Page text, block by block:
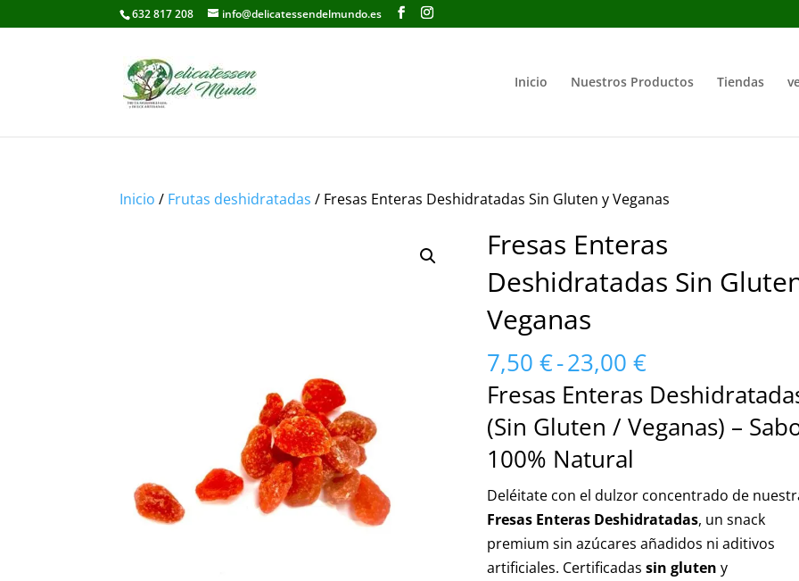
632 817 208 info@delicatessendelmundo.es
Inicio Nuestros Productos Tiendas
Inicio / Frutas deshidratadas / Fresas Enteras Deshidratadas Sin Gluten y Veganas
Fresas Enteras
Deshidratadas Sin
Veganas
7,50€-23,00€Rango
de
precios:
desde
23,00 €
Fresas Enteras
(Sin Gluten / Veganas) –
100% Natural
Deléitate con el dulzor concentrado de
Fresas Enteras Deshidratadas, un snack
premium sin azúcares añadidos ni aditivos
artificiales. Certificadassin gluten y